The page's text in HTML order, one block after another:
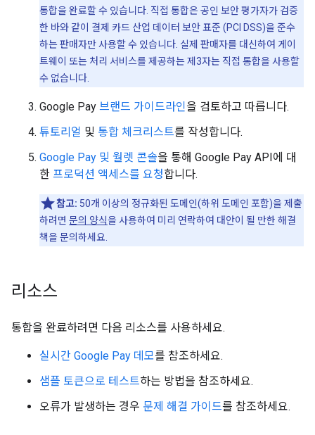
통합을 완료할 수 있습니다. 직접 통합은 공인 보안 평가자가 검증
한 바와 같이 결제 카드 산업 데이터 보안 표준 (PCI DSS)을 준수
하는 판매자만 사용할 수 있습니다. 실제 판매자를 대신하여 게이
트웨이 또는 처리 서비스를 제공하는 제3자는 직접 통합을 사용할
수 없습니다.
Google Pay 브랜드 가이드라인을 검토하고 따릅니다.
튜토리얼 및 통합 체크리스트를 작성합니다.
Google Pay 및 월렛 콘솔을 통해 Google Pay API에 대
한 프로덕션 액세스를 요청합니다.
참고: 50개 이상의 정규화된 도메인(하위 도메인 포함)을 제출
하려면 문의 양식을 사용하여 미리 연락하여 대안이 될 만한 해결
책을 문의하세요.
리소스
통합을 완료하려면 다음 리소스를 사용하세요.
실시간 Google Pay 데모를 참조하세요.
샘플 토큰으로 테스트하는 방법을 참조하세요.
오류가 발생하는 경우 문제 해결 가이드를 참조하세요.